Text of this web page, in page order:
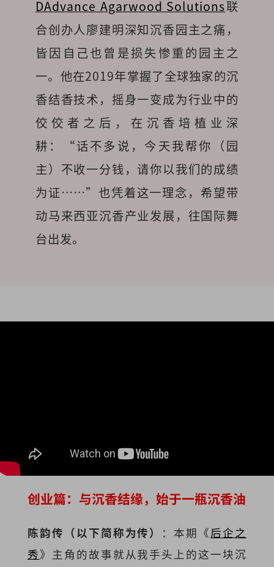
DAdvance Agarwood Solutions联
合创办人廖建明深知沉香园主之痛，
皆因自己也曾是损失惨重的园主之
一。他在2019年掌握了全球独家的沉
香结香技术，摇身一变成为行业中的
佼佼者之后，在沉香培植业深
耕：“话不多说，今天我帮你（园
主）不收一分钱，请你以我们的成绩
为证……”也凭着这一理念，希望带
动马来西亚沉香产业发展，往国际舞
台出发。
创业篇：与沉香结缘，始于一瓶沉香油
陈韵传（以下简称为传） ：本期《后企之
秀》主角的故事就从我手头上的这一块沉